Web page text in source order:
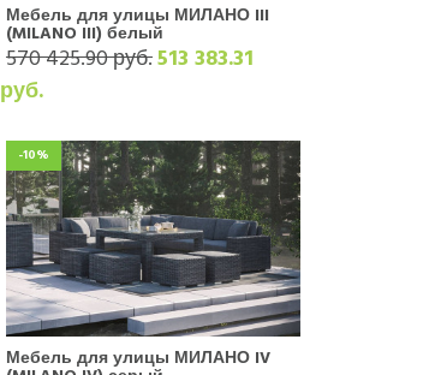
Мебель для улицы МИЛАНО III
(MILANO III) белый
570 425.90 руб.513 383.31
руб.
-10%
Мебель для улицы МИЛАНО IV